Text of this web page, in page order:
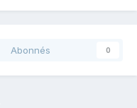
Abonnés 0